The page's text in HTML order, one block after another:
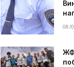
08/